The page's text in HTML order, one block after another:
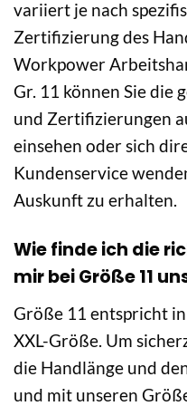
variiert je nach
Zertifizierung des
Workpower
Gr. 11 können Sie die
und Zertifizierungen
einsehen oder sich
Kundenservice
Auskunft zu erhalten.
Wie finde ich die
mir bei Größe 11
Größe 11 entspricht
XXL-Größe. Um
die Handlänge und
und mit unseren